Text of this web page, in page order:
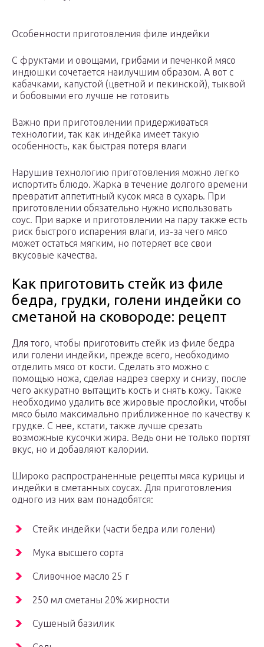
Особенности приготовления филе индейки
С фруктами и овощами, грибами и печенкой мясо
индюшки сочетается наилучшим образом. А вот с
кабачками, капустой (цветной и пекинской), тыквой
и бобовыми его лучше не готовить
Важно при приготовлении придерживаться
технологии, так как индейка имеет такую
особенность, как быстрая потеря влаги
Нарушив технологию приготовления можно легко
испортить блюдо. Жарка в течение долгого времени
превратит аппетитный кусок мяса в сухарь. При
приготовлении обязательно нужно использовать
соус. При варке и приготовлении на пару также есть
риск быстрого испарения влаги, из-за чего мясо
может остаться мягким, но потеряет все свои
вкусовые качества.
Как приготовить стейк из филе
бедра, грудки, голени индейки со
сметаной на сковороде: рецепт
Для того, чтобы приготовить стейк из филе бедра
или голени индейки, прежде всего, необходимо
отделить мясо от кости. Сделать это можно с
помощью ножа, сделав надрез сверху и снизу, после
чего аккуратно вытащить кость и снять кожу. Также
необходимо удалить все жировые прослойки, чтобы
мясо было максимально приближенное по качеству к
грудке. С нее, кстати, также лучше срезать
возможные кусочки жира. Ведь они не только портят
вкус, но и добавляют калории.
Широко распространенные рецепты мяса курицы и
индейки в сметанных соусах. Для приготовления
одного из них вам понадобятся:
Стейк индейки (части бедра или голени)
Мука высшего сорта
Сливочное масло 25 г
250 мл сметаны 20% жирности
Сушеный базилик